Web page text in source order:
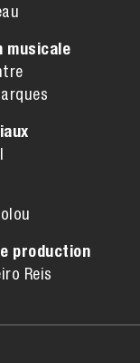
musicale
production
Reis